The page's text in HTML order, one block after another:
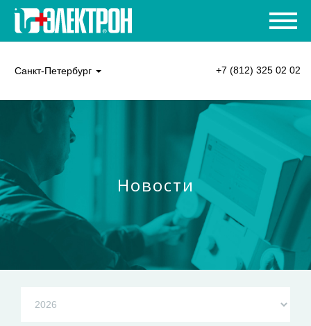
Санкт-Петербург +7 (812) 325 02 02
Новости